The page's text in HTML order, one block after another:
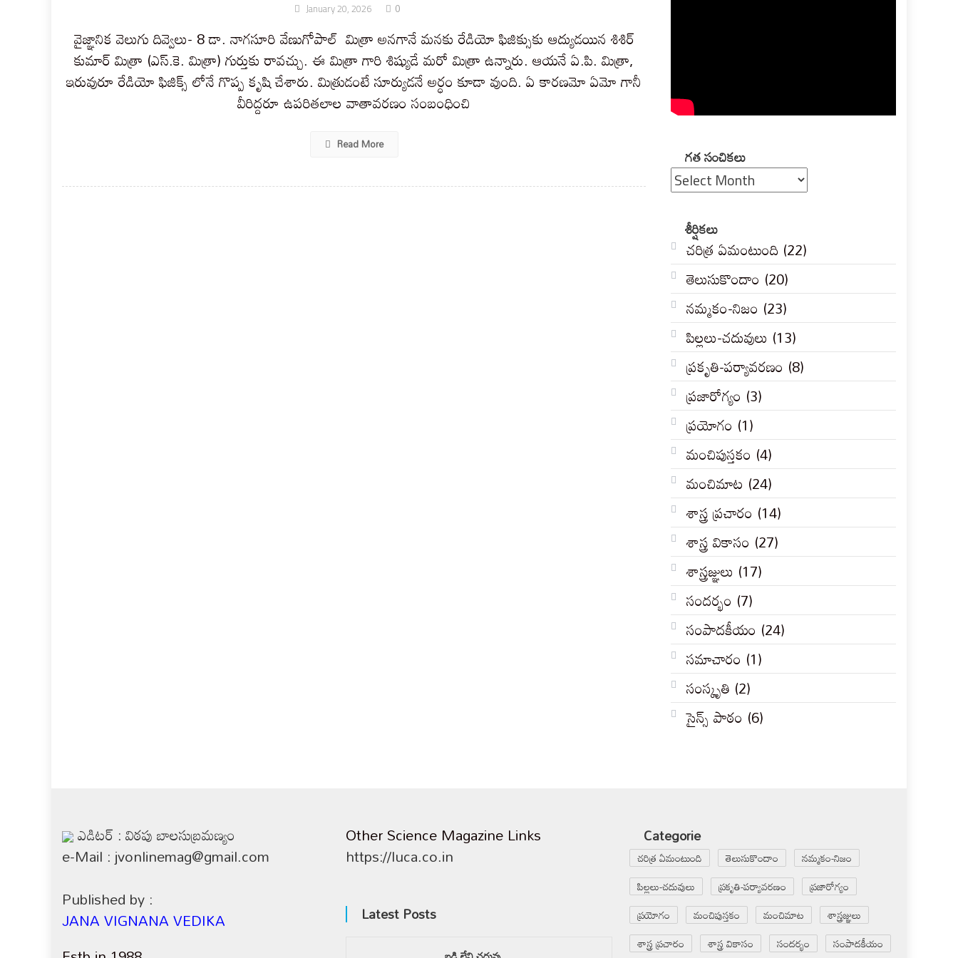
January 20, 2026 0
వైజ్ఞానిక వెలుగు దివ్వెలు- 8 డా. నాగసూరి వేణుగోపాల్ మిత్రా అనగానే మనకు రేడియో ఫిజిక్సుకు ఆద్యుడయిన శిశిర్
కుమార్ మిత్రా (ఎస్.కె. మిత్రా) గుర్తుకు రావచ్చు. ఈ మిత్రా గారి శిష్యుడే మరో మిత్రా ఉన్నారు. ఆయనే ఏ.పి. మిత్రా,
ఇరువురూ రేడియో ఫిజిక్స్ లోనే గొప్ప కృషి చేశారు. మిత్రుడంటే సూర్యుడనే అర్ధం కూడా వుంది. ఏ కారణమో ఏమో గానీ
వీరిద్దరూ ఉపరితలాల వాతావరణం సంబంధించి
Read More గత సంచికలు
సంచికలు
శీర్షికలు
చరిత్ర ఏమంటుంది (22)
తెలుసుకొందాం (20)
నమ్మకం-నిజం (23)
పిల్లలు-చదువులు (13)
ప్రకృతి-పర్యావరణం (8)
ప్రజారోగ్యం (3)
ప్రయోగం (1)
మంచిపుస్తకం (4)
మంచిమాట (24)
శాస్త్ర ప్రచారం (14)
శాస్త్ర వికాసం (27)
శాస్త్రజ్ఞులు (17)
సందర్భం (7)
సంపాదకీయం (24)
సమాచారం (1)
సంస్కృతి (2)
సైన్స్ పాఠం (6)
ఎడిటర్ : విఠపు బాలసుబ్రమణ్యం
e-Mail : jvonlinemag@gmail.com
Published by :
JANA VIGNANA VEDIKA
Other Science Magazine Links
https://luca.co.in
Latest Posts
Categorie
చరిత్ర ఏమంటుంది తెలుసుకొందాం
నమ్మకం-నిజం
పిల్లలు-చదువులు
ప్రకృతి-పర్యావరణం
ప్రజారోగ్యం
ప్రయోగం
మంచిపుస్తకం మంచిమాట
శాస్త్రజ్ఞులు
శాస్త్ర ప్రచారం
శాస్త్ర వికాసం సందర్భం సంపాదకీయం